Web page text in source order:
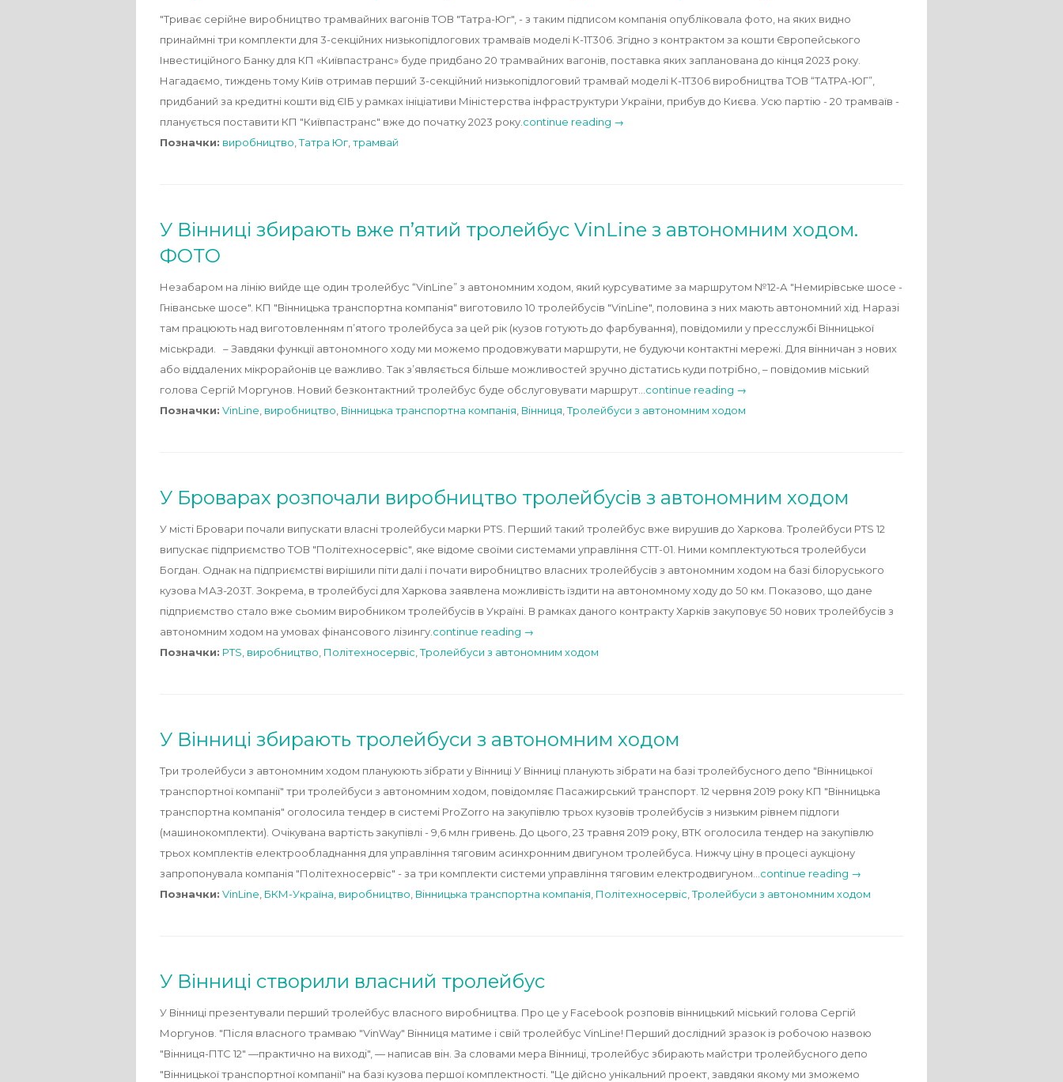
"Триває серійне виробництво трамвайних вагонів ТОВ "Татра-Юг", - з таким підписом компанія опубліковала фото, на яких видно
принаймні три комплекти для 3-секційних низькопідлогових трамваїв моделі К-1Т306. Згідно з контрактом за кошти Європейського
Інвестиційного Банку для КП «Київпастранс» буде придбано 20 трамвайних вагонів, поставка яких запланована до кінця 2023 року.
Нагадаємо, тиждень тому Київ отримав перший 3-секційний низькопідлоговий трамвай моделі К-1Т306 виробництва ТОВ “ТАТРА-ЮГ”,
придбаний за кредитні кошти від ЄІБ у рамках ініціативи Міністерства інфраструктури України, прибув до Києва. Усю партію - 20 трамваїв -
планується поставити КП "Київпастранс" вже до початку 2023 року. continue reading →
Позначки: виробництво ,Татра Юг трамвай
У Вінниці збирають вже п’ятий тролейбус VinLine з автономним ходом.
ФОТО
Незабаром на лінію вийде ще один тролейбус “VinLine” з автономним ходом, який курсуватиме за маршрутом №12-А "Немирівське шосе -
Гніванське шосе". КП "Вінницька транспортна компанія" виготовило 10 тролейбусів "VinLine", половина з них мають автономний хід. Наразі
там працюють над виготовленням п’ятого тролейбуса за цей рік (кузов готують до фарбування), повідомили у пресслужбі Вінницької
міськради. – Завдяки функції автономного ходу ми можемо продовжувати маршрути, не будуючи контактні мережі. Для вінничан з нових
або віддалених мікрорайонів це важливо. Так з’являється більше можливостей зручно дістатись куди потрібно, – повідомив міський
голова Сергій Моргунов. Новий безконтактний тролейбус буде обслуговувати маршрут… continue reading →
Позначки: VinLine виробництво Вінницька транспортна компанія Вінниця ,Тролейбуси з автономним ходом
У Броварах розпочали виробництво тролейбусів з автономним ходом
У місті Бровари почали випускати власні тролейбуси марки PTS. Перший такий тролейбус вже вирушив до Харкова. Тролейбуси PTS 12
випускає підприємство ТОВ "Політехносервіс", яке відоме своїми системами управління СТТ-01. Ними комплектуються тролейбуси
Богдан. Однак на підприємстві вирішили піти далі і почати виробництво власних тролейбусів з автономним ходом на базі білоруського
кузова МАЗ-203Т. Зокрема, в тролейбусі для Харкова заявлена ​​можливість їздити на автономному ходу до 50 км. Показово, що дане
підприємство стало вже сьомим виробником тролейбусів в Україні. В рамках даного контракту Харків закуповує 50 нових тролейбусів з
автономним ходом на умовах фінансового лізингу. continue reading →
Позначки: PTS виробництво Політехносервіс ,Тролейбуси з автономним ходом
У Вінниці збирають тролейбуси з автономним ходом
Три тролейбуси з автономним ходом плануюють зібрати у Вінниці У Вінниці планують зібрати на базі тролейбусного депо "Вінницької
транспортної компанії" три тролейбуси з автономним ходом, повідомляє Пасажирський транспорт. 12 червня 2019 року КП "Вінницька
транспортна компанія" оголосила тендер в системі ProZorro на закупівлю трьох кузовів тролейбусів з низьким рівнем підлоги
(машинокомплекти). Очікувана вартість закупівлі - 9,6 млн гривень. До цього, 23 травня 2019 року, ВТК оголосила тендер на закупівлю
трьох комплектів електрообладнання для управління тяговим асинхронним двигуном тролейбуса. Нижчу ціну в процесі аукціону
запропонувала компанія "Політехносервіс" - за три комплекти системи управління тяговим електродвигуном… continue reading →
Позначки: VinLine БКМ-Україна виробництво Вінницька транспортна компанія Політехносервіс ,Тролейбуси з автономним ходом
У Вінниці створили власний тролейбус
У Вінниці презентували перший тролейбус власного виробництва. Про це у Facebook розповів вінницький міський голова Сергій
Моргунов. "Після власного трамваю "VinWay" Вінниця матиме і свій тролейбус VinLine! Перший дослідний зразок із робочою назвою
"Вінниця-ПТС 12" —практично на виході", — написав він. За словами мера Вінниці, тролейбус збирають майстри тролейбусного депо
"Вінницької транспортної компанії" на базі кузова першої комплектності. "Це дійсно унікальний проект, завдяки якому ми зможемо